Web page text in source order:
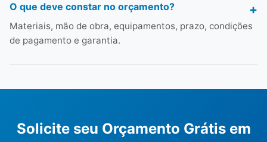
O que deve constar no orçamento?
Materiais, mão de obra, equipamentos, prazo, condições
de pagamento e garantia.
Solicite seu Orçamento Grátis em